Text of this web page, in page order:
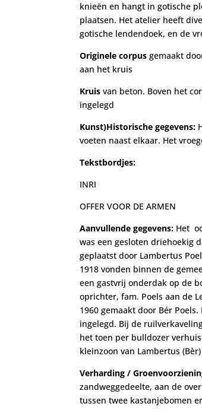
knieën en hangt in gotische
plaatsen. Het atelier heeft
gotische lendendoek, en de
Originele corpus gemaakt
aan het kruis
Kruis van beton. Boven het
ingelegd
Kunst)Historische gegevens:
voeten naast elkaar. Het
Tekstbordjes:
INRI
OFFER VOOR DE ARMEN
Aanvullende gegevens: Het
was een gesloten driehoekig
geplaatst door Lambertus
1918 vonden binnen de
een gastvrij onderdak op de
oprichter, fam. Poels aan de
1960 gemaakt door Bér
ingelegd. Bij de
het toen per bulldozer
kleinzoon van Lambertus
Verharding /
zandweggedeelte, aan de
tussen twee kastanjebomen